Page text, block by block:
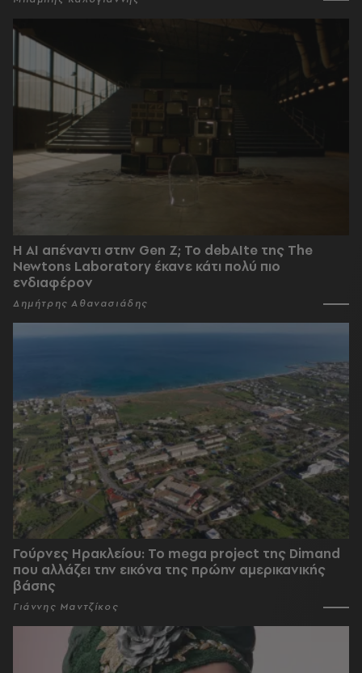
Η AI απέναντι στην Gen Z; Το debAIte της The
Newtons Laboratory έκανε κάτι πολύ πιο
ενδιαφέρον
Δημήτρης Αθανασιάδης
Γούρνες Ηρακλείου: To mega project της Dimand
που αλλάζει την εικόνα της πρώην αμερικανικής
βάσης
Γιάννης Μαντζίκος